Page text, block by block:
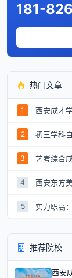
181-
热门文章
1 西安成才
2 初三学科
3 艺考综合
4 西安东方
5 实力职高
推荐院校
西安